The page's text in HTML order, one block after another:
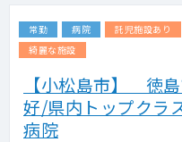
常勤 病院 託児施設あり
綺麗な施設
【小松島市】 徳
好/県内トップクラ
病院